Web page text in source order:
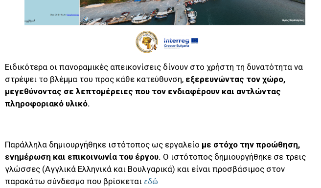
Ειδικότερα οι πανοραμικές απεικονίσεις δίνουν στο χρήστη τη δυνατότητα να
στρέψει το βλέμμα του προς κάθε κατεύθυνση, εξερευνώντας τον χώρο,
μεγεθύνοντας σε λεπτομέρειες που τον ενδιαφέρουν και αντλώντας
πληροφοριακό υλικό.
Παράλληλα δημιουργήθηκε ιστότοπος ως εργαλείο με στόχο την προώθηση,
ενημέρωση και επικοινωνία του έργου. Ο ιστότοπος δημιουργήθηκε σε τρεις
γλώσσες (Αγγλικά Ελληνικά και Βουλγαρικά) και είναι προσβάσιμος στον
παρακάτω σύνδεσμο που βρίσκεται εδώ